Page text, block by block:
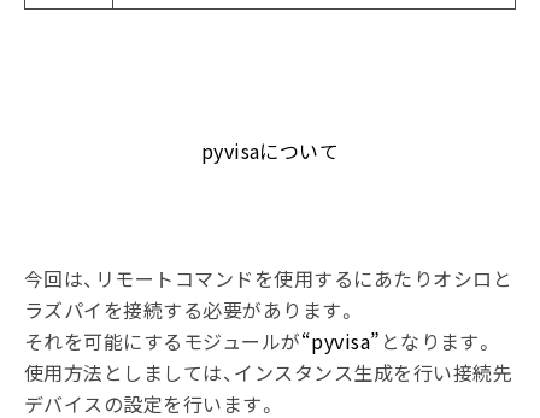
pyvisaについて
今回は、リモートコマンドを使用するにあたりオシロと
ラズパイを接続する必要があります。
それを可能にするモジュールが“pyvisa” となります。
使用方法としましては、インスタンス生成を行い接続先
デバイスの設定を行います。